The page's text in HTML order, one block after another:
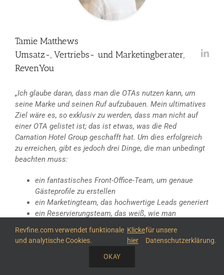
Tamie Matthews
Umsatz-, Vertriebs- und Marketingberater,
RevenYou
„Ich glaube daran, dass man die OTAs nutzen kann, um
seine Marke und seinen Ruf aufzubauen. Mein ultimatives
Ziel wäre es, so exklusiv zu werden, dass man nicht auf
einer OTA gelistet ist; das ist etwas, was die Red
Carnation Hotel Group geschafft hat. Um dies erfolgreich
zu erreichen, gibt es jedoch drei Dinge, die man unbedingt
beachten muss:
ein fantastisches Front-Office-Team, um genaue
Gästeprofile zu erstellen
ein Marketingteam, das hochwertige Leads generiert
ein Reservierungsteam, das weiß, wie man
TEILE DIESEN ARTIKEL
Revfine.com verwendet funktionale
und analytische Cookies.
Klicke
hier
für unsere
Datenschutzerklärung.
OKAY